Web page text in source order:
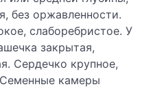
без оржавленности.
слаборебристое. У
закрытая,
Сердечко крупное,
камеры